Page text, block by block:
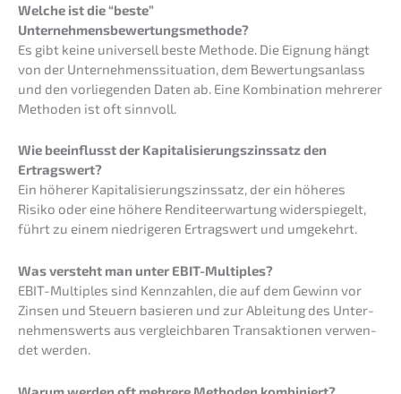
Welche ist die “beste”
Unternehmensbewertungsmethode?
Es gibt keine univer­sell beste Metho­de. Die Eignung hängt
von der Unter­neh­mens­si­tua­ti­on, dem Bewer­tungs­an­lass
und den vorlie­gen­den Daten ab. Eine Kombi­na­ti­on mehre­rer
Metho­den ist oft sinnvoll.
Wie beein­flusst der Kapita­li­sie­rungs­zins­satz den
Ertragswert?
Ein höherer Kapita­li­sie­rungs­zins­satz, der ein höheres
Risiko oder eine höhere Rendi­te­er­war­tung wider­spie­gelt,
führt zu einem niedri­ge­ren Ertrags­wert und umgekehrt.
Was versteht man unter EBIT-Multiples?
EBIT-Multi­ples sind Kennzah­len, die auf dem Gewinn vor
Zinsen und Steuern basie­ren und zur Ablei­tung des Unter­
neh­mens­werts aus vergleich­ba­ren Trans­ak­tio­nen verwen­
det werden.